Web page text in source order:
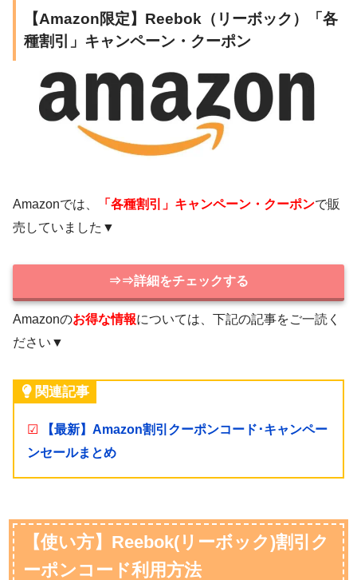
【Amazon限定】Reebok（リーボック）「各
種割引」キャンペーン・クーポン
Amazonでは、 「各種割引」キャンペーン・クーポンで販
売していました▼
⇒⇒詳細をチェックする
Amazonのお得な情報については、下記の記事をご一読く
ださい▼
関連記事
☑
【最新】Amazon割引クーポンコード･キャンペー
ンセールまとめ
【使い方】Reebok(リーボック)割引ク
ーポンコード利用方法